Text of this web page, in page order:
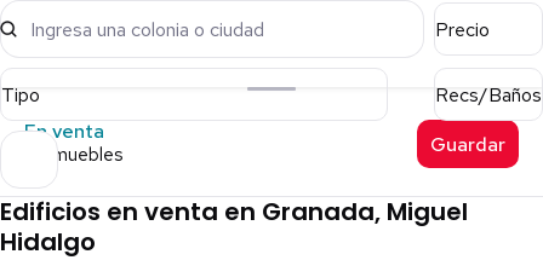
Ingresa una colonia o ciudad Precio
Tipo
Recs/Baños
En venta
8 inmuebles Guardar
Edificios en venta en Granada, Miguel
Hidalgo